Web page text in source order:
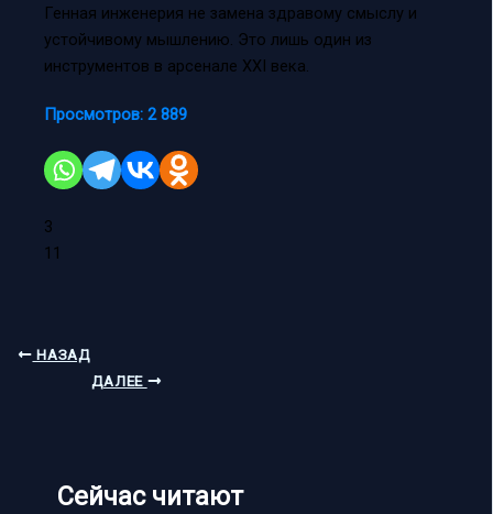
Генная инженерия не замена здравому смыслу и
устойчивому мышлению. Это лишь один из
инструментов в арсенале XXI века.
Просмотров: 2 889
3
11
НАЗАД
ДАЛЕЕ
Сейчас читают